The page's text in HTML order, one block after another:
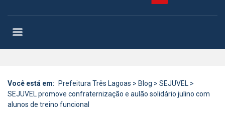
Você está em: Prefeitura Três Lagoas > Blog > SEJUVEL >
SEJUVEL promove confraternização e aulão solidário julino com
alunos de treino funcional